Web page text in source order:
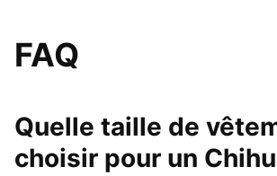
FAQ
Quelle taille de
choisir pour un